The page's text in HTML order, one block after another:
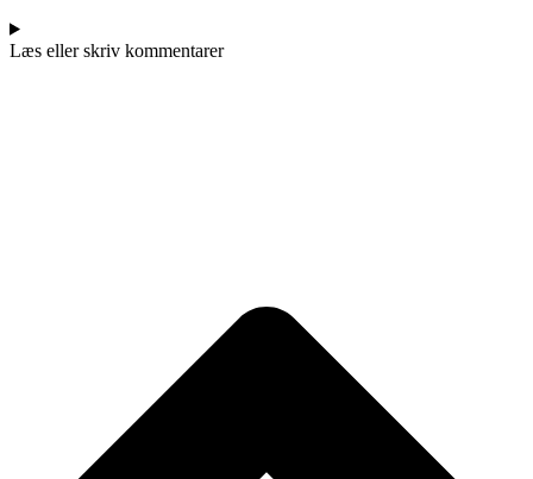
Læs eller skriv kommentarer